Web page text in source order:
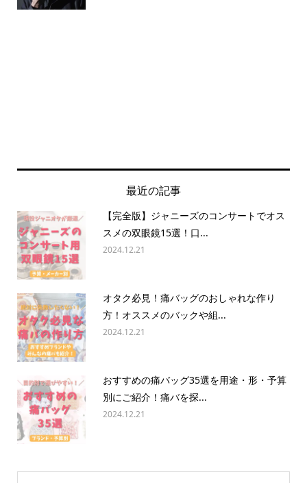
最近の記事
【完全版】ジャニーズのコンサートでオス
スメの双眼鏡15選！口...
2024.12.21
オタク必見！痛バッグのおしゃれな作り
方！オススメのバックや組...
2024.12.21
おすすめの痛バッグ35選を用途・形・予算
別にご紹介！痛バを探...
2024.12.21